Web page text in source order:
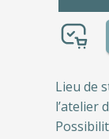
Lieu de
l’atelier